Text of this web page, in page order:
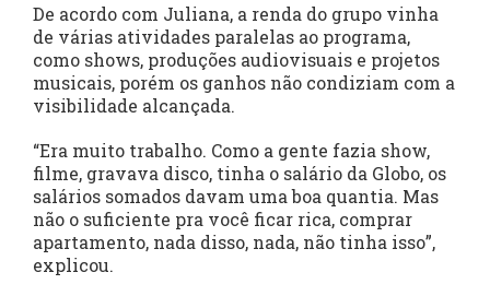
De acordo com Juliana, a renda do grupo vinha
de várias atividades paralelas ao programa,
como shows, produções audiovisuais e projetos
musicais, porém os ganhos não condiziam com a
visibilidade alcançada.
“Era muito trabalho. Como a gente fazia show,
filme, gravava disco, tinha o salário da Globo, os
salários somados davam uma boa quantia. Mas
não o suficiente pra você ficar rica, comprar
apartamento, nada disso, nada, não tinha isso”,
explicou.